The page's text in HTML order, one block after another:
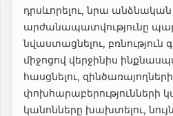
դրսևորելու, նրա
արժանապատվությունը
նվաստացնելու, բռնություն
միջոցով վերջինիս
հասցնելու, զինծառայողների
փոխհարաբերությունների
կանոնները խախտելու,